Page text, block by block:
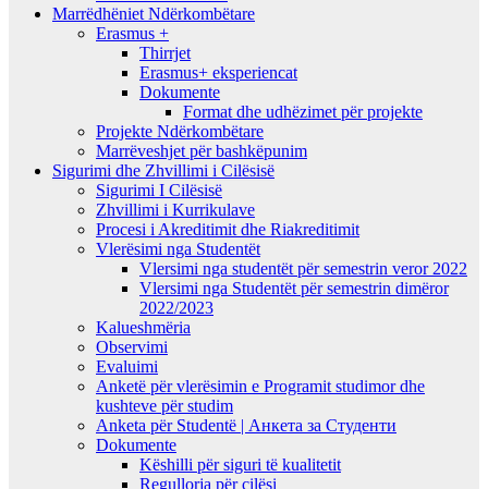
Marrëdhëniet Ndërkombëtare
Erasmus +
Thirrjet
Erasmus+ eksperiencat
Dokumente
Format dhe udhëzimet për projekte
Projekte Ndërkombëtare
Marrëveshjet për bashkëpunim
Sigurimi dhe Zhvillimi i Cilësisë
Sigurimi I Cilësisë
Zhvillimi i Kurrikulave
Procesi i Akreditimit dhe Riakreditimit
Vlerësimi nga Studentët
Vlersimi nga studentët për semestrin veror 2022
Vlersimi nga Studentët për semestrin dimëror
2022/2023
Kalueshmëria
Observimi
Evaluimi
Anketë për vlerësimin e Programit studimor dhe
kushteve për studim
Anketa për Studentë | Анкета за Студенти
Dokumente
Këshilli për siguri të kualitetit
Regullorja për cilësi